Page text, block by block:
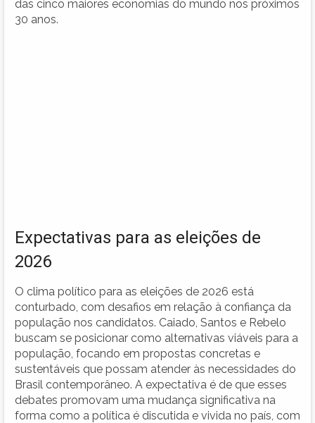
das cinco maiores economias do mundo nos próximos
30 anos.
Expectativas para as eleições de
2026
O clima político para as eleições de 2026 está
conturbado, com desafios em relação à confiança da
população nos candidatos. Caiado, Santos e Rebelo
buscam se posicionar como alternativas viáveis para a
população, focando em propostas concretas e
sustentáveis que possam atender às necessidades do
Brasil contemporâneo. A expectativa é de que esses
debates promovam uma mudança significativa na
forma como a política é discutida e vivida no país, com